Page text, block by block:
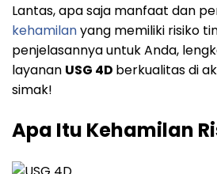
Lantas, apa saja manfaat dan
kehamilanyang memiliki risiko
penjelasannya untuk Anda,
layanan USG 4D berkualitas di
simak!
Apa Itu Kehamilan